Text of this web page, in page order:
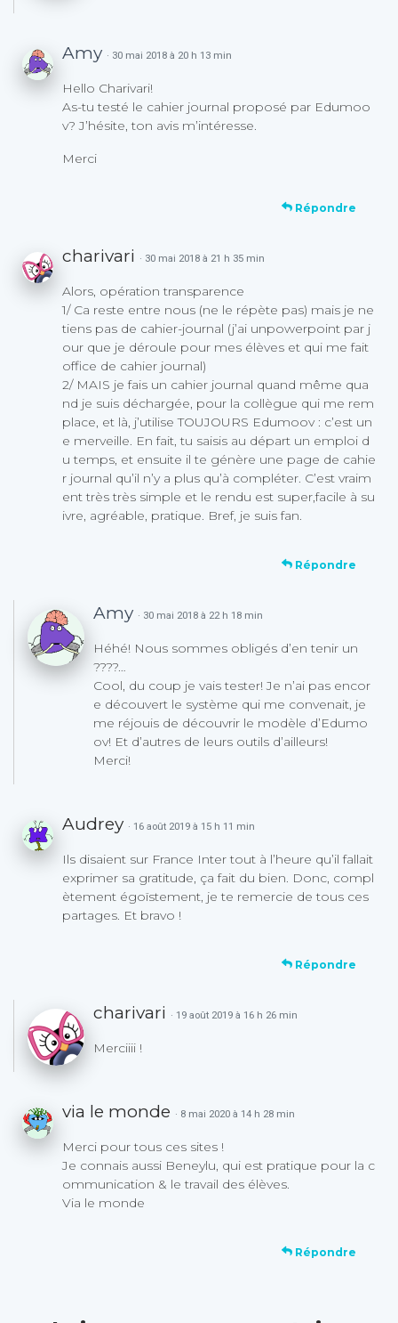
Amy · 30 mai 2018 à 20 h 13 min
Hello Charivari!
As-tu testé le cahier journal proposé par Edumoo
v? J’hésite, ton avis m’intéresse.
Merci
Répondre
charivari · 30 mai 2018 à 21 h 35 min
Alors, opération transparence
1/ Ca reste entre nous (ne le répète pas) mais je ne
tiens pas de cahier-journal (j’ai unpowerpoint par j
our que je déroule pour mes élèves et qui me fait
office de cahier journal)
2/ MAIS je fais un cahier journal quand même qua
nd je suis déchargée, pour la collègue qui me rem
place, et là, j’utilise TOUJOURS Edumoov : c’est un
e merveille. En fait, tu saisis au départ un emploi d
u temps, et ensuite il te génère une page de cahie
r journal qu’il n’y a plus qu’à compléter. C’est vraim
ent très très simple et le rendu est super,facile à su
ivre, agréable, pratique. Bref, je suis fan.
Répondre
Amy · 30 mai 2018 à 22 h 18 min
Héhé! Nous sommes obligés d’en tenir un
????…
Cool, du coup je vais tester! Je n’ai pas encor
e découvert le système qui me convenait, je
me réjouis de découvrir le modèle d’Edumo
ov! Et d’autres de leurs outils d’ailleurs!
Merci!
Audrey · 16 août 2019 à 15 h 11 min
Ils disaient sur France Inter tout à l’heure qu’il fallait
exprimer sa gratitude, ça fait du bien. Donc, compl
ètement égoïstement, je te remercie de tous ces
partages. Et bravo !
Répondre
charivari · 19 août 2019 à 16 h 26 min
Merciiii !
via le monde · 8 mai 2020 à 14 h 28 min
Merci pour tous ces sites !
Je connais aussi Beneylu, qui est pratique pour la c
ommunication & le travail des élèves.
Via le monde
Répondre